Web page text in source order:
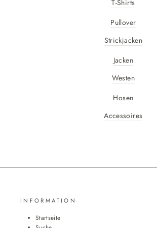
T-Shirts
Pullover
Strickjacken
Jacken
Westen
Hosen
Accessoires
INFORMATION
Startseite